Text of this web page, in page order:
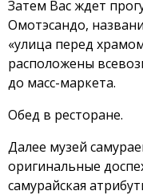
Затем Вас ждет
Омотэсандо,
«улица перед
расположены
до масс-маркета.
Обед в ресторане.
Далее музей
оригинальные
самурайская